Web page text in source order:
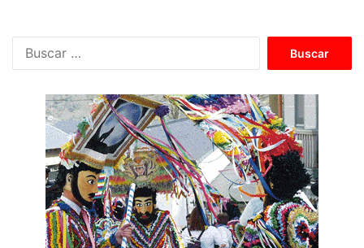
c
a
r
: